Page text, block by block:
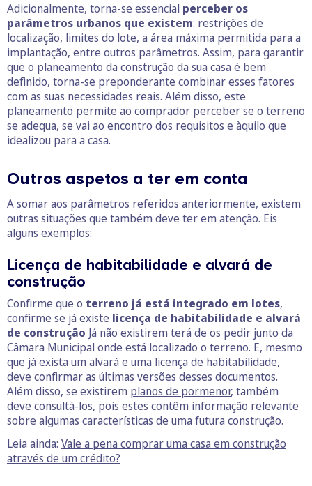
Adicionalmente, torna-se essencial perceber os
parâmetros urbanos que existem: restrições de
localização, limites do lote, a área máxima permitida para a
implantação, entre outros parâmetros. Assim, para garantir
que o planeamento da construção da sua casa é bem
definido, torna-se preponderante combinar esses fatores
com as suas necessidades reais. Além disso, este
planeamento permite ao comprador perceber se o terreno
se adequa, se vai ao encontro dos requisitos e àquilo que
idealizou para a casa.
Outros aspetos a ter em conta
A somar aos parâmetros referidos anteriormente, existem
outras situações que também deve ter em atenção. Eis
alguns exemplos:
Licença de habitabilidade e alvará de
construção
Confirme que o terreno já está integrado em lotes,
confirme se já existe licença de habitabilidade e alvará
de construção Já não existirem terá de os pedir junto da
Câmara Municipal onde está localizado o terreno. E, mesmo
que já exista um alvará e uma licença de habitabilidade,
deve confirmar as últimas versões desses documentos.
Além disso, se existirem planos de pormenor, também
deve consultá-los, pois estes contêm informação relevante
sobre algumas características de uma futura construção.
Leia ainda: Vale a pena comprar uma casa em construção
através de um crédito?